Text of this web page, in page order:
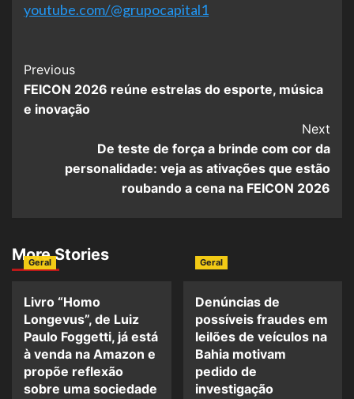
youtube.com/@grupocapital1
Post
Navigation
Previous
FEICON 2026 reúne estrelas do esporte, música
e inovação
Next
De teste de força a brinde com cor da
personalidade: veja as ativações que estão
roubando a cena na FEICON 2026
More Stories
Geral
Livro “Homo
Longevus”, de Luiz
Paulo Foggetti, já está
à venda na Amazon e
propõe reflexão
sobre uma sociedade
Geral
Denúncias de
possíveis fraudes em
leilões de veículos na
Bahia motivam
pedido de
investigação